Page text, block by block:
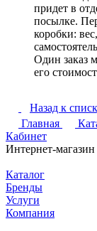
придет в
посылке.
коробки:
Один заказ
его
Назад к
Главная
Кабинет
Интернет-магазин
Каталог
Бренды
Услуги
Компания